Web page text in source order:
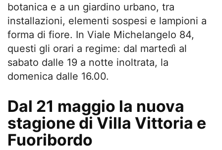
botanica e a un giardino urbano, tra
installazioni, elementi sospesi e lampioni a
forma di fiore. In Viale Michelangelo 84,
questi gli orari a regime: dal martedì al
sabato dalle 19 a notte inoltrata, la
domenica dalle 16.00.
Dal 21 maggio la nuova
stagione di Villa Vittoria e
Fuoribordo